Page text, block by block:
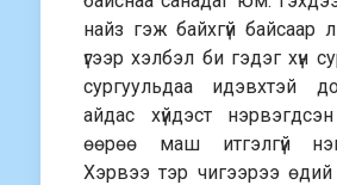
найз гэж байхгүй байсаар
үгээр хэлбэл би гэдэг хүн
сургуульдаа идэвхтэй
айдас хүйдэст
өөрөө маш итгэлгүй
Хэрвээ тэр чигээрээ өдий